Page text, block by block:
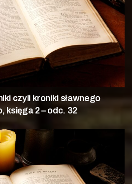
czyli kroniki sławnego
księga 2 – odc. 32